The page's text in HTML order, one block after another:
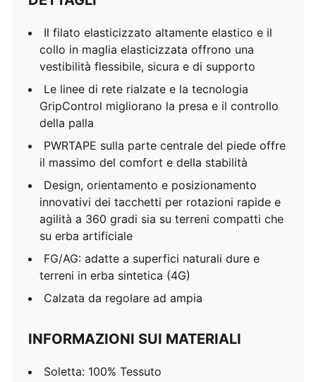
Il filato elasticizzato altamente elastico e il
collo in maglia elasticizzata offrono una
vestibilità flessibile, sicura e di supporto
Le linee di rete rialzate e la tecnologia
GripControl migliorano la presa e il controllo
della palla
PWRTAPE sulla parte centrale del piede offre
il massimo del comfort e della stabilità
Design, orientamento e posizionamento
innovativi dei tacchetti per rotazioni rapide e
agilità a 360 gradi sia su terreni compatti che
su erba artificiale
FG/AG: adatte a superfici naturali dure e
terreni in erba sintetica (4G)
Calzata da regolare ad ampia
INFORMAZIONI SUI MATERIALI
Soletta: 100% Tessuto